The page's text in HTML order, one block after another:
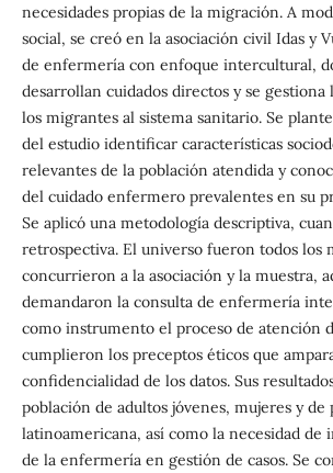
necesidades propias de la migración. A
social, se creó en la asociación civil Idas y
de enfermería con enfoque intercultural,
desarrollan cuidados directos y se
los migrantes al sistema sanitario. Se
del estudio identificar características
relevantes de la población atendida y
del cuidado enfermero prevalentes en su
Se aplicó una metodología descriptiva,
retrospectiva. El universo fueron todos los
concurrieron a la asociación y la muestra,
demandaron la consulta de enfermería
como instrumento el proceso de atención
cumplieron los preceptos éticos que
confidencialidad de los datos. Sus
población de adultos jóvenes, mujeres y de
latinoamericana, así como la necesidad
de la enfermería en gestión de casos. Se